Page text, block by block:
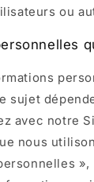
ou
sujet
avec notre
nous
»,